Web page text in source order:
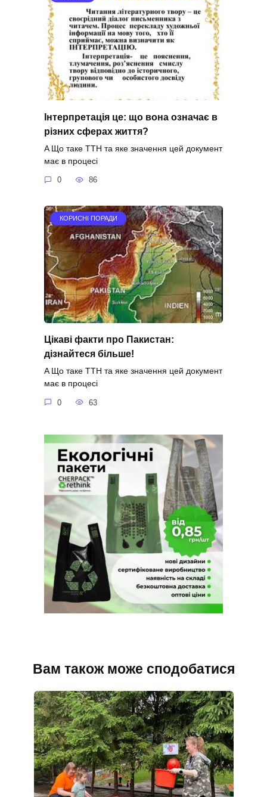
Інтерпретація це: що вона означає в
різних сферах життя?
A Що таке ТТН та яке значення цей документ
має в процесі
0 86
КОРИСНІ ПОРАДИ
Цікаві факти про Пакистан:
дізнайтеся більше!
A Що таке ТТН та яке значення цей документ
має в процесі
0 63
Вам також може сподобатися